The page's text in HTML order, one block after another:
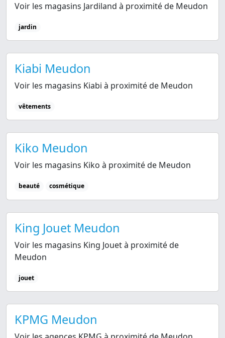
Voir les magasins Jardiland à proximité de Meudon
jardin
Kiabi Meudon
Voir les magasins Kiabi à proximité de Meudon
vêtements
Kiko Meudon
Voir les magasins Kiko à proximité de Meudon
beauté cosmétique
King Jouet Meudon
Voir les magasins King Jouet à proximité de
Meudon
jouet
KPMG Meudon